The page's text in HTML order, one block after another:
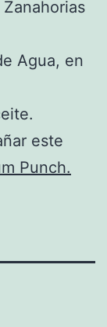
Agua, en
este
Punch.